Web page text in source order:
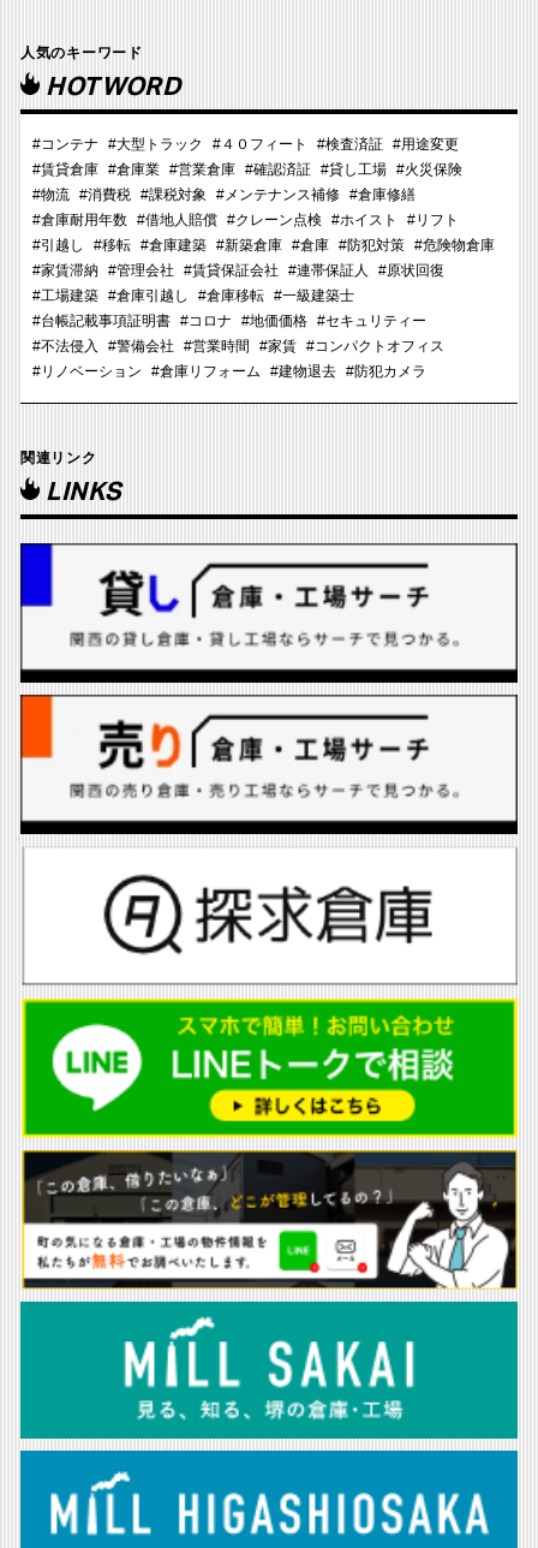
人気のキーワード
HOTWORD
#コンテナ #大型トラック #４０フィート #検査済証 #用途変更
#賃貸倉庫 #倉庫業 #営業倉庫 #確認済証 #貸し工場 #火災保険
#物流 #消費税 #課税対象 #メンテナンス補修 #倉庫修繕
#倉庫耐用年数 #借地人賠償 #クレーン点検 #ホイスト
#リフト
#引越し
#移転 #倉庫建築 #新築倉庫 #倉庫 #防犯対策 #危険物倉庫
#家賃滞納 #管理会社 #賃貸保証会社 #連帯保証人
#原状回復
#工場建築 #倉庫引越し #倉庫移転 #一級建築士
#台帳記載事項証明書 #コロナ #地価価格 #セキュリティー
#不法侵入
#警備会社 #営業時間 #家賃 #コンパクトオフィス
#リノベーション
#倉庫リフォーム #建物退去 #防犯カメラ
関連リンク
LINKS